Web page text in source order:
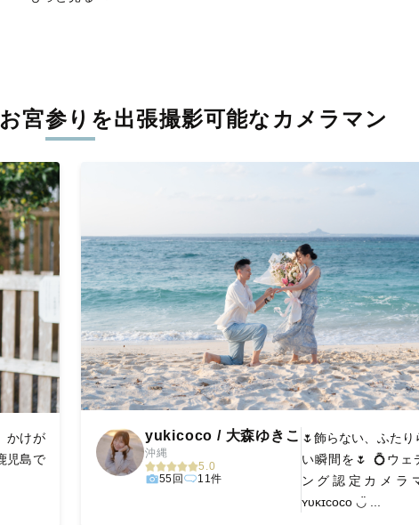
る一枚に出会えます。まずは、ラブグラフの
宮参りを出張撮影可能なカメラマン
けが
児島で
yukicoco / 大森ゆきこ
沖縄
5.0
55回
11件
🌷飾らない、ふたり
い瞬間を🌷 💍ウェ
ング認定カメラ
ʏᴜᴋɪᴄᴏᴄᴏ ◡̈ ...